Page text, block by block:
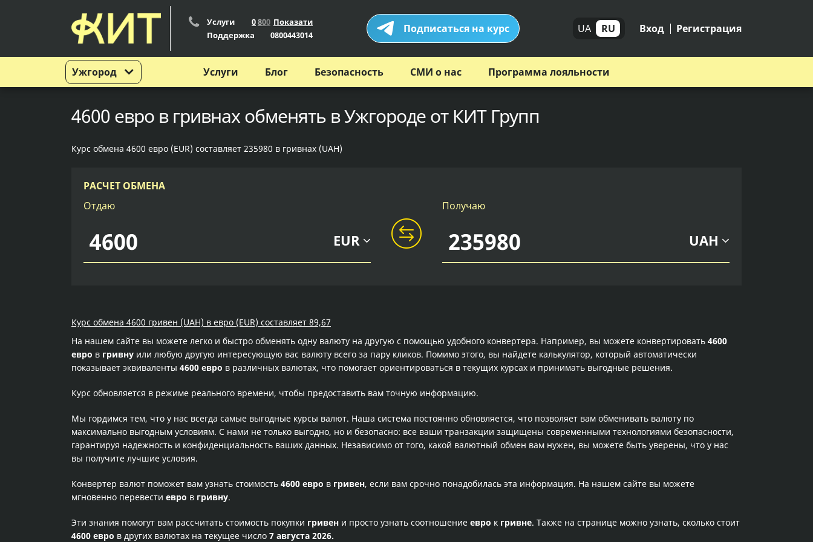
Ужгород
Услуги 0800 Показати
Поддержка
0800443014 Подписаться на курс UA RU Вход Регистрация
Услуги Блог Безопасность СМИ о нас Программа лояльности
4600 евро в гривнах обменять в Ужгороде от КИТ Групп
Курс обмена 4600 евро (EUR) составляет 235980 в гривнах (UAH)
РАСЧЕТ ОБМЕНА
Отдаю
EUR
Получаю
UAH
Курс обмена 4600 гривен (UAH) в евро (EUR) составляет 89,67
На нашем сайте вы можете легко и быстро обменять одну валюту на другую с помощью удобного конвертера. Например, вы можете конвертировать 4600
евро в гривну или любую другую интересующую вас валюту всего за пару кликов. Помимо этого, вы найдете калькулятор, который автоматически
показывает эквиваленты 4600 евро в различных валютах, что помогает ориентироваться в текущих курсах и принимать выгодные решения.
Курс обновляется в режиме реального времени, чтобы предоставить вам точную информацию.
Мы гордимся тем, что у нас всегда самые выгодные курсы валют. Наша система постоянно обновляется, что позволяет вам обменивать валюту по
максимально выгодным условиям. С нами не только выгодно, но и безопасно: все ваши транзакции защищены современными технологиями безопасности,
гарантируя надежность и конфиденциальность ваших данных. Независимо от того, какой валютный обмен вам нужен, вы можете быть уверены, что у нас
вы получите лучшие условия.
Конвертер валют поможет вам узнать стоимость 4600 евро в гривен, если вам срочно понадобилась эта информация. На нашем сайте вы можете
мгновенно перевести евро в гривну.
Эти знания помогут вам рассчитать стоимость покупки гривен и просто узнать соотношение евро к гривне. Также на странице можно узнать, сколько стоит
4600 евро в других валютах на текущее число 7 августа 2026.